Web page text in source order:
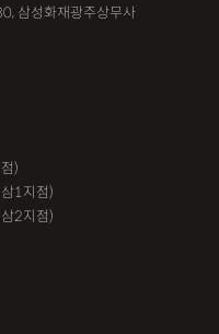
삼성화재광주상무사
)
1지점)
2지점)